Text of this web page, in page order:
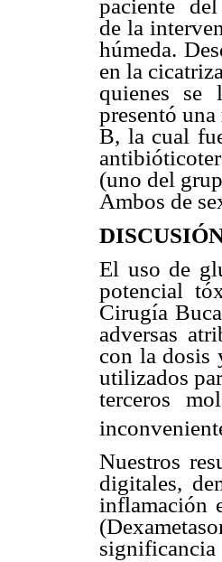
paciente del
de la
húmeda.
en la
quienes se
presentó
B, la cual
(uno del
Ambos de
El uso de
potencial
Cirugía
adversas
con la dosis
utilizados
terceros
Nuestros
digitales,
inflamación